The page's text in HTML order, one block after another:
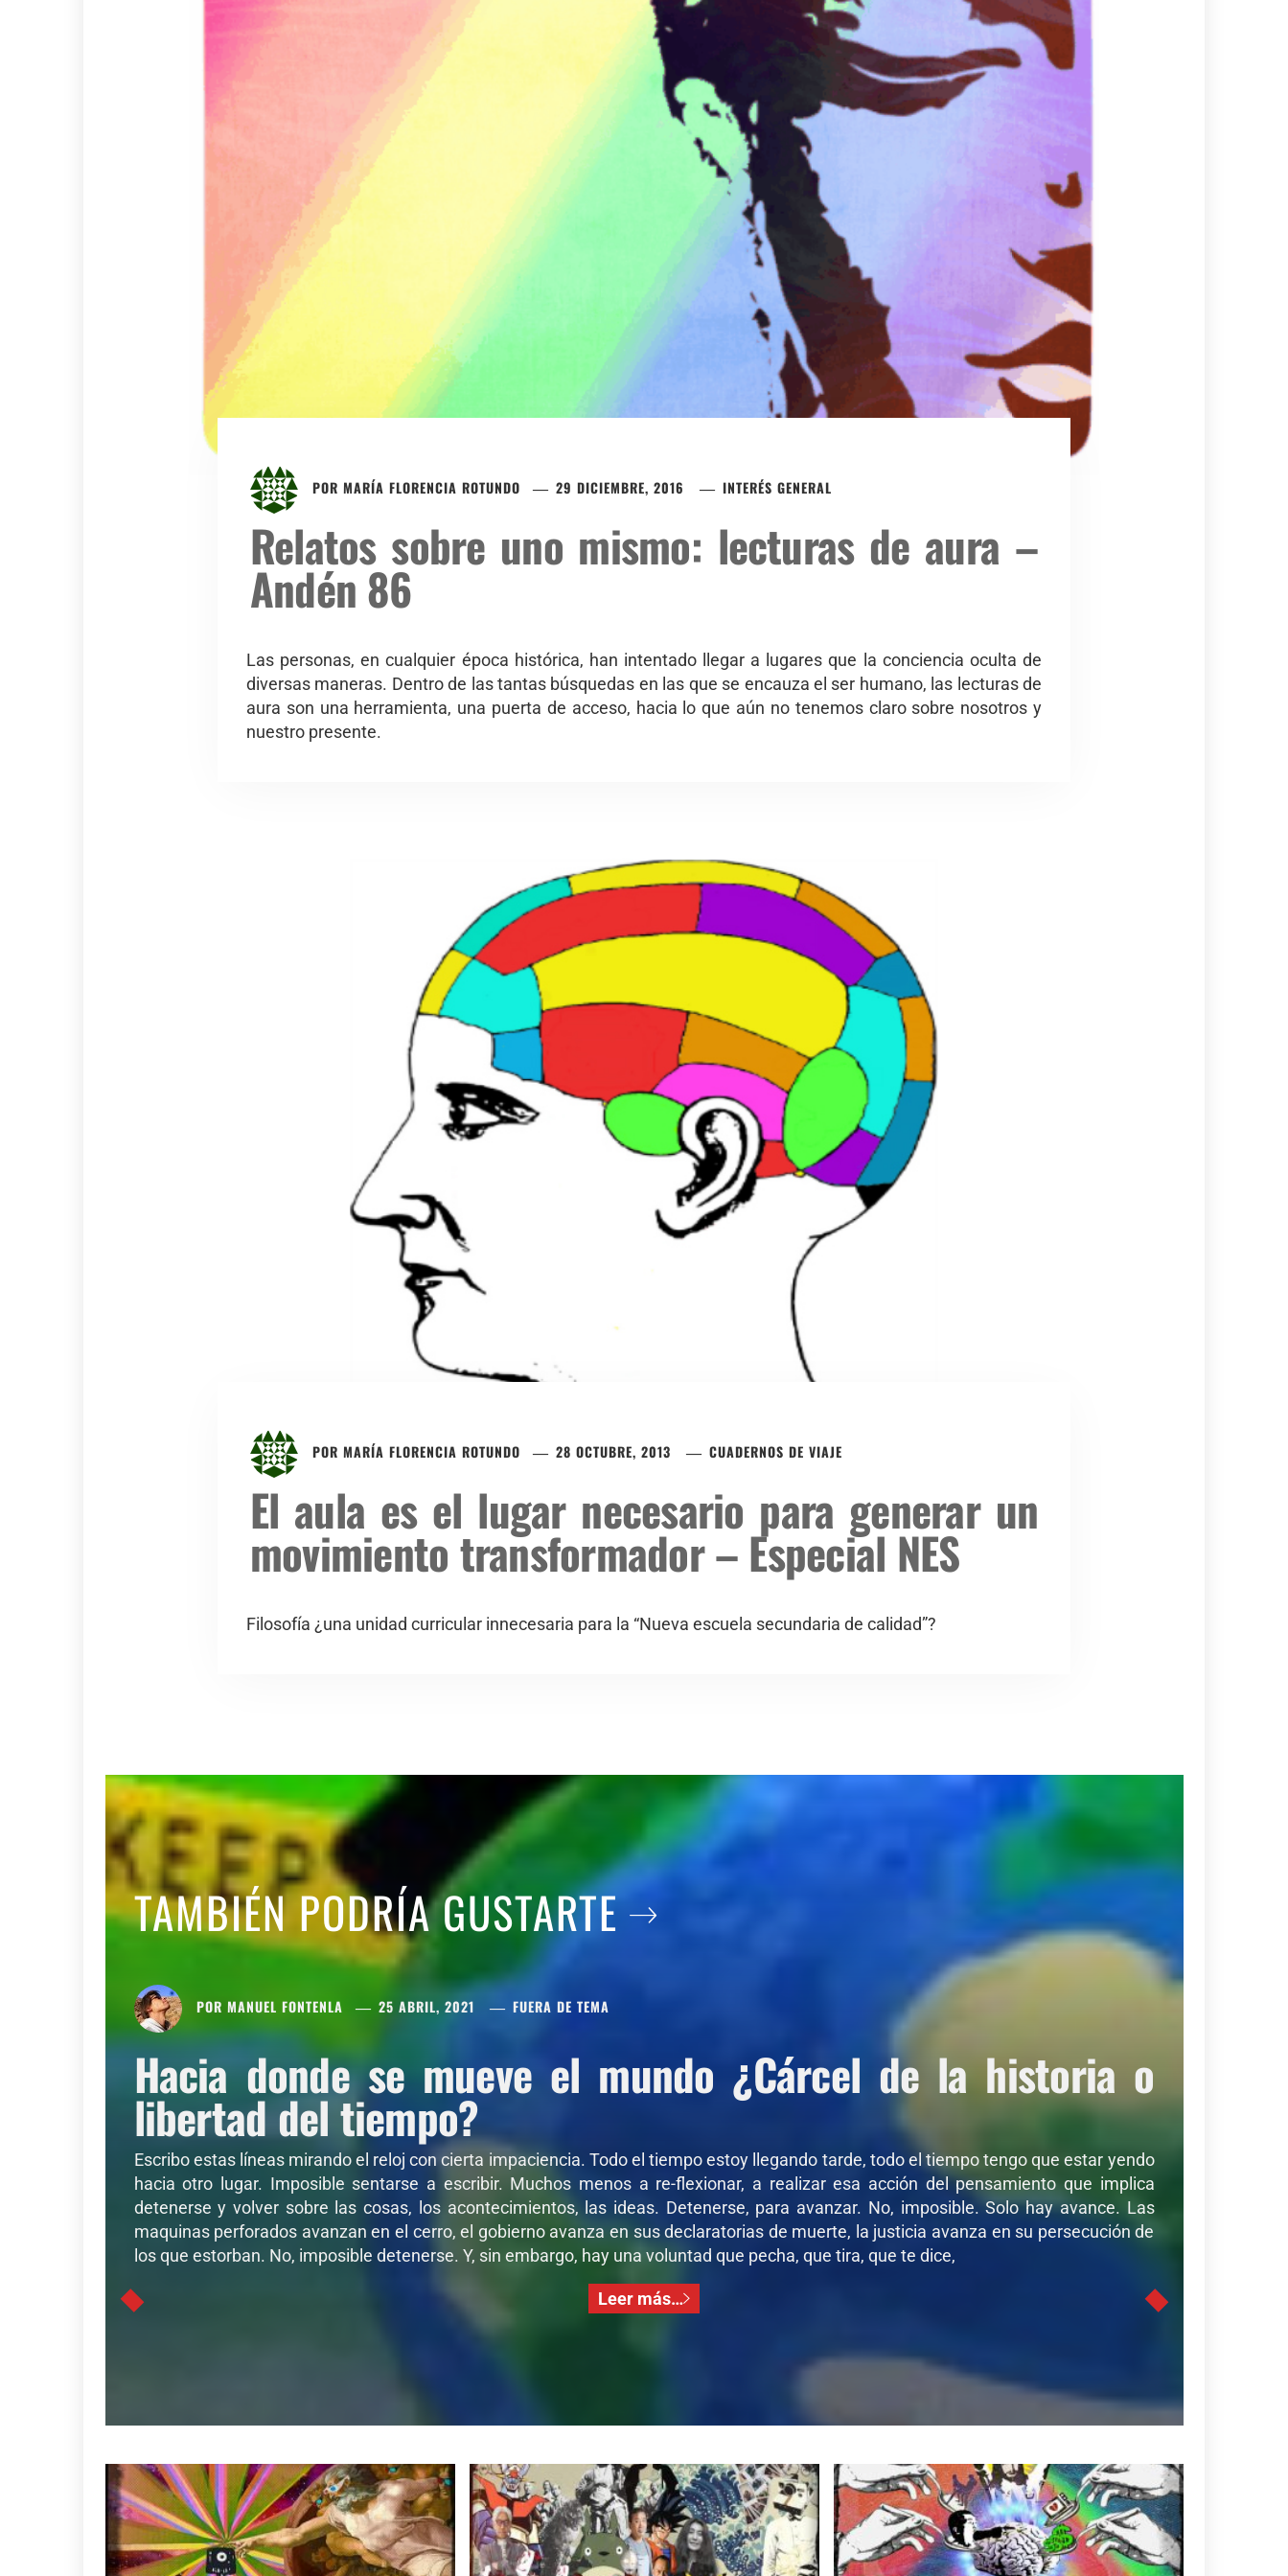
POR MARÍA FLORENCIA ROTUNDO 29 DICIEMBRE, 2016 INTERÉS GENERAL
Relatos sobre uno mismo: lecturas de aura –
Andén 86
Las personas, en cualquier época histórica, han intentado llegar a lugares que la conciencia oculta de
diversas maneras. Dentro de las tantas búsquedas en las que se encauza el ser humano, las lecturas de
aura son una herramienta, una puerta de acceso, hacia lo que aún no tenemos claro sobre nosotros y
nuestro presente.
POR MARÍA FLORENCIA ROTUNDO 28 OCTUBRE, 2013 CUADERNOS DE VIAJE
El aula es el lugar necesario para generar un
movimiento transformador – Especial NES
Filosofía ¿una unidad curricular innecesaria para la “Nueva escuela secundaria de calidad”?
TAMBIÉN PODRÍA GUSTARTE
POR MANUEL FONTENLA 25 ABRIL, 2021 FUERA DE TEMA
Hacia donde se mueve el mundo ¿Cárcel de la historia o
libertad del tiempo?
Escribo estas líneas mirando el reloj con cierta impaciencia. Todo el tiempo estoy llegando tarde, todo el tiempo tengo que estar yendo
hacia otro lugar. Imposible sentarse a escribir. Muchos menos a re-flexionar, a realizar esa acción del pensamiento que implica
detenerse y volver sobre las cosas, los acontecimientos, las ideas. Detenerse, para avanzar. No, imposible. Solo hay avance. Las
maquinas perforados avanzan en el cerro, el gobierno avanza en sus declaratorias de muerte, la justicia avanza en su persecución de
los que estorban. No, imposible detenerse. Y, sin embargo, hay una voluntad que pecha, que tira, que te dice,
Leer más…